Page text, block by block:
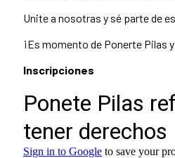
Unite a nosotras y sé parte de
¡Es momento de Ponerte Pilas
Inscripciones